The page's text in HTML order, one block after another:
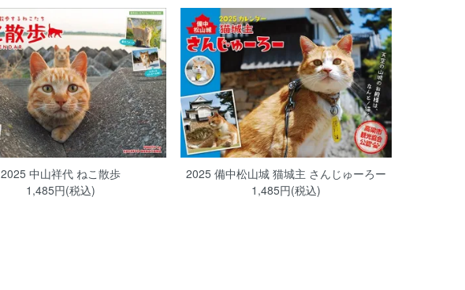
2025 中山祥代 ねこ散歩
1,485円(税込)
2025 備中松山城 猫城主 さんじゅーろー
1,485円(税込)